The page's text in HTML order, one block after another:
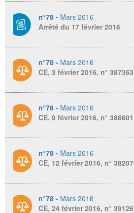
n°78 - Mars 2016
Arrêté du 17 février 2016
n°78 - Mars 2016
CE, 3 février 2016, n° 387363
n°78 - Mars 2016
CE, 9 février 2016, n° 386601
n°78 - Mars 2016
CE, 12 février 2016, n°
n°78 - Mars 2016
CE, 24 février 2016, n°